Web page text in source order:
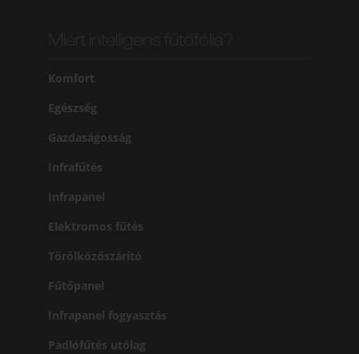
Komfort
Egészség
Gazdaságosság
Infrafűtés
Infrapanel
Elektromos fűtés
Törölközőszárító
Fűtőpanel
Infrapanel fogyasztás
Padlófűtés utólag